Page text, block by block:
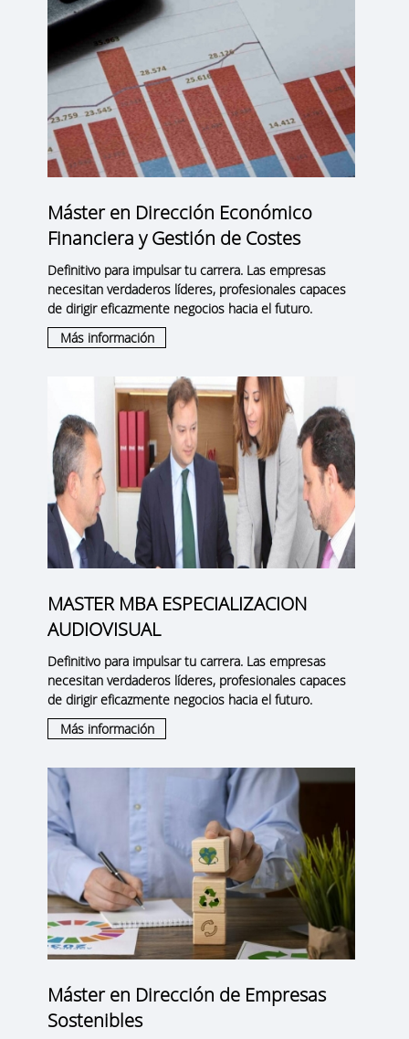
Máster en Dirección Económico
Financiera y Gestión de Costes
Definitivo para impulsar tu carrera. Las empresas
necesitan verdaderos líderes, profesionales capaces
de dirigir eficazmente negocios hacia el futuro.
Más información
MASTER MBA ESPECIALIZACION
AUDIOVISUAL
Definitivo para impulsar tu carrera. Las empresas
necesitan verdaderos líderes, profesionales capaces
de dirigir eficazmente negocios hacia el futuro.
Más información
Máster en Dirección de Empresas
Sostenibles